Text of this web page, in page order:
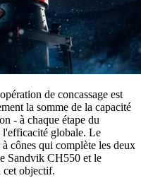
de concassage est
la somme de la capacité
- à chaque étape du
l'efficacité globale. Le
cônes qui complète les deux
Sandvik CH550 et le
cet objectif.